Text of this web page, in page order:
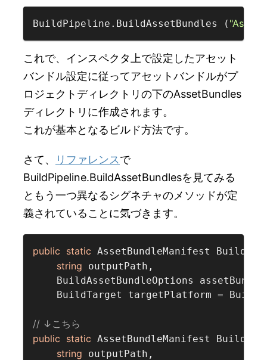
BuildPipeline.BuildAssetBundles (
これで、インスペクタ上で設定したアセット
バンドル設定に従ってアセットバンドルがプ
ロジェクトディレクトリの下のAssetBundles
ディレクトリに作成されます。
これが基本となるビルド方法です。
さて、 リファレンスで
BuildPipeline.BuildAssetBundlesを見てみる
ともう一つ異なるシグネチャのメソッドが定
義されていることに気づきます。
public static AssetBundleManifest
string outputPath,
BuildAssetBundleOptions
BuildTarget targetPlatform =
// ↓こちら
public static AssetBundleManifest
string outputPath,